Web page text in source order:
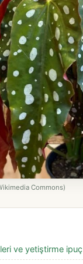
Commons)
ve yetiştirme